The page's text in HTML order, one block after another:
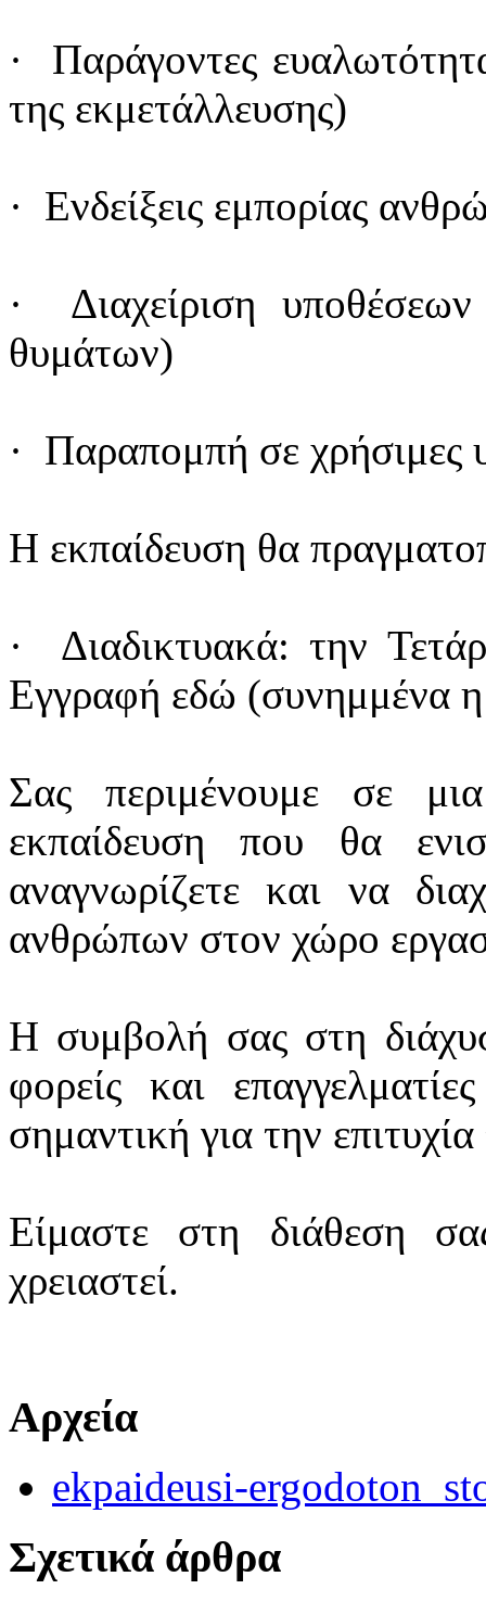
· Παράγοντες
της εκμετάλλευσης)
· Ενδείξεις εμπορίας
· Διαχείριση
θυμάτων)
· Παραπομπή σε
Η εκπαίδευση θα
· Διαδικτυακά: την
Εγγραφή εδώ (συνημμένα η
Σας περιμένουμε σε
εκπαίδευση που θα
αναγνωρίζετε και να
ανθρώπων στον χώρο
Η συμβολή σας στη
φορείς και
σημαντική για την
Είμαστε στη διάθεση
χρειαστεί.
Αρχεία
ekpaideusi-
Σχετικά άρθρα